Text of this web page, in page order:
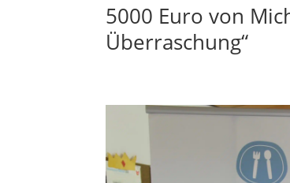
5000 Euro von
Überraschung“